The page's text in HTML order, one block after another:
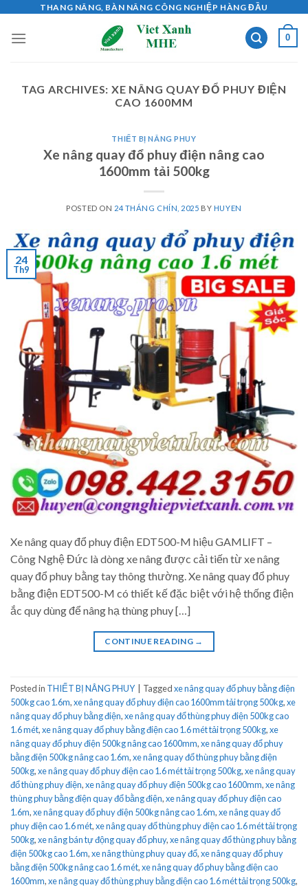
content
THANG NÂNG, BÀN NÂNG CÔNG NGHIỆP HÀNG ĐẦU
0
TAG ARCHIVES:XE NÂNG QUAY ĐỔ PHUY ĐIỆN
CAO 1600MM
THIẾT BỊ NÂNG PHUY
Xe nâng quay đổ phuy điện nâng cao
1600mm tải 500kg
POSTED ON 24 THÁNG CHÍN, 2025 BY HUYEN
24
Th9
Xe nâng quay đổ phuy điện EDT500-M hiệu GAMLIFT –
Công Nghệ Đức là dòng xe nâng được cải tiến từ xe nâng
quay đổ phuy bằng tay thông thường. Xe nâng quay đổ phuy
bằng điện EDT500-M có thiết kế đặc biệt với hệ thống điện
ắc quy dùng để nâng hạ thùng phuy […]
CONTINUE READING →
Posted in THIẾT BỊ NÂNG PHUY Taggedxe nâng quay đổ phuy bằng điện
500kg cao 1.6m,xe nâng quay đổ phuy điện cao 1600mm tải trọng 500kg,xe
nâng quay đổ phuy bằng điện,xe nâng quay đổ thùng phuy điện 500kg cao
1.6 mét,xe nâng quay đổ phuy bằng điện cao 1.6 mét tải trọng 500kg,xe
nâng quay đổ phuy điện 500kg nâng cao 1600mm,xe nâng quay đổ phuy
bằng điện 500kg nâng cao 1.6m,xe nâng quay đổ thùng phuy bằng điện
500kg,xe nâng quay đổ phuy điện cao 1.6 mét tải trọng 500kg,xe nâng quay
đổ thùng phuy điện,xe nâng quay đổ phuy điện 500kg cao 1600mm,xe nâng
thùng phuy bằng điện quay đổ bằng điện,xe nâng quay đổ phuy điện cao
1.6m,xe nâng quay đổ phuy điện 500kg nâng cao 1.6m,xe nâng quay đổ
phuy điện cao 1.6 mét,xe nâng quay đổ thùng phuy điện cao 1.6 mét tải trọng
500kg,xe nâng bán tự động quay đổ phuy,xe nâng quay đổ thùng phuy bằng
điện 500kg cao 1.6m,xe nâng thùng phuy quay đổ,xe nâng quay đổ phuy
bằng điện 500kg nâng cao 1.6 mét,xe nâng quay đổ phuy bằng điện cao
1600mm,xe nâng quay đổ thùng phuy bằng điện cao 1.6 mét tải trọng 500kg,